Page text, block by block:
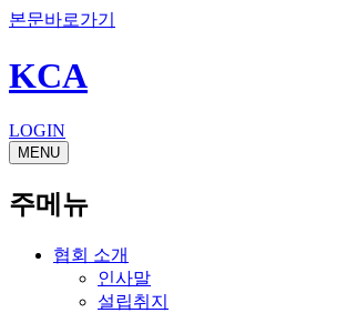
본문바로가기
KCA
LOGIN
MENU
주메뉴
협회 소개
인사말
설립취지